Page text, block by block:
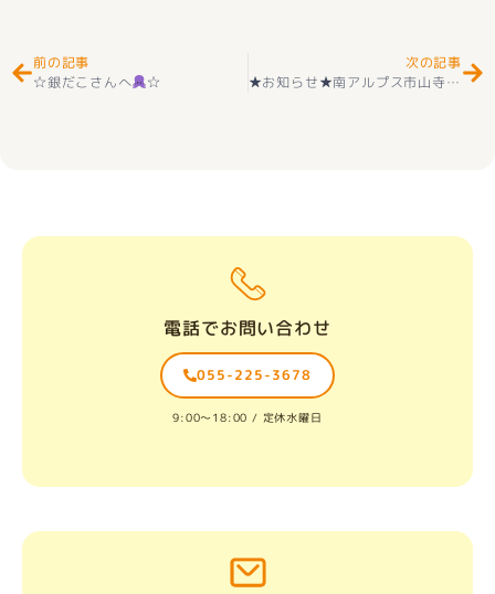
前の記事
☆銀だこさんへ
☆
次の記事
★お知らせ★南アルプス市山寺！住宅用地 お好きな建築メーカーで計画可能！上下水道完備！ 好評販売中(^^♪
電話でお問い合わせ
055-225-3678
9:00〜18:00 / 定休水曜日